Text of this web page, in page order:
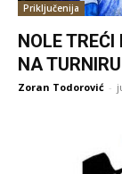
Priključenija
NOLE
NA
Zoran Todorović -